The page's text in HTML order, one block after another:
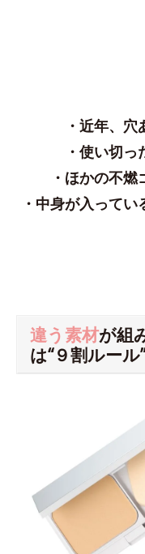
・近年、
・使い切っ
・ほかの不
・中身が入って
違う素材が組
は“９割ルール